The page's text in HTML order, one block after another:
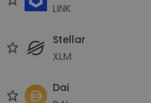
LINK
Stellar
XLM
Dai